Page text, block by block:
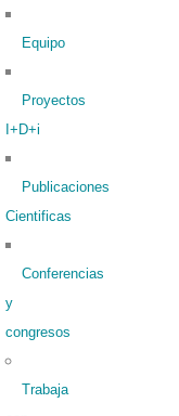
Equipo
Proyectos
I+D+i
Publicaciones
Cientificas
Conferencias
y
congresos
Trabaja